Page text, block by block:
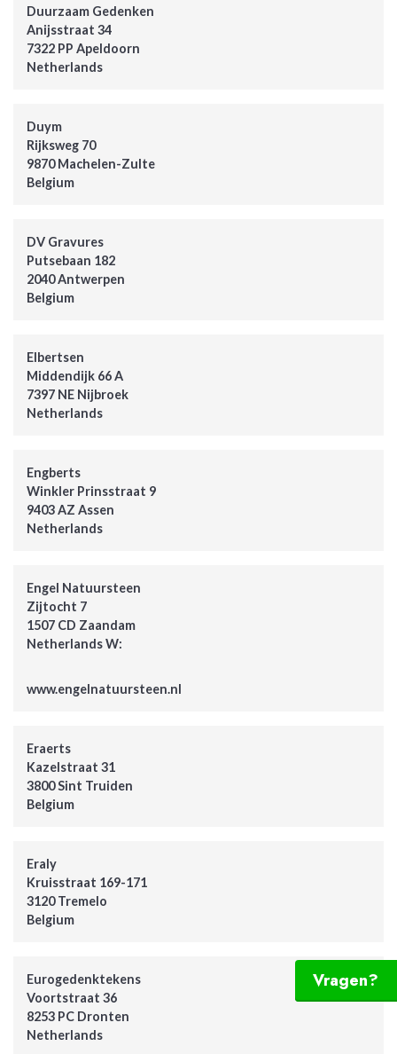
Duurzaam Gedenken
Anijsstraat 34
7322 PP Apeldoorn
Netherlands
Duym
Rijksweg 70
9870 Machelen-Zulte
Belgium
DV Gravures
Putsebaan 182
2040 Antwerpen
Belgium
Elbertsen
Middendijk 66 A
7397 NE Nijbroek
Netherlands
Engberts
Winkler Prinsstraat 9
9403 AZ Assen
Netherlands
Engel Natuursteen
Zijtocht 7
1507 CD Zaandam
Netherlands W:
www.engelnatuursteen.nl
Eraerts
Kazelstraat 31
3800 Sint Truiden
Belgium
Eraly
Kruisstraat 169-171
3120 Tremelo
Belgium
Eurogedenktekens
Voortstraat 36
8253 PC Dronten
Netherlands
Vragen?